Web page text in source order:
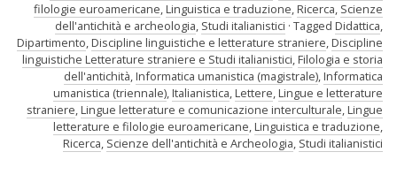
filologie euroamericane,Linguistica e traduzione,Ricerca, Scienze
dell'antichità e archeologia, Studi italianistici Tagged Didattica,
Dipartimento,Discipline linguistiche e letterature straniere,Discipline
linguistiche Letterature straniere e Studi italianistici,Filologia e storia
dell'antichità,Informatica umanistica (magistrale),Informatica
umanistica (triennale),Italianistica,Lettere,Lingue e letterature
straniere,Lingue letterature e comunicazione interculturale,Lingue
letterature e filologie euroamericane,Linguistica e traduzione,
Ricerca, Scienze dell'antichità e Archeologia, Studi italianistici